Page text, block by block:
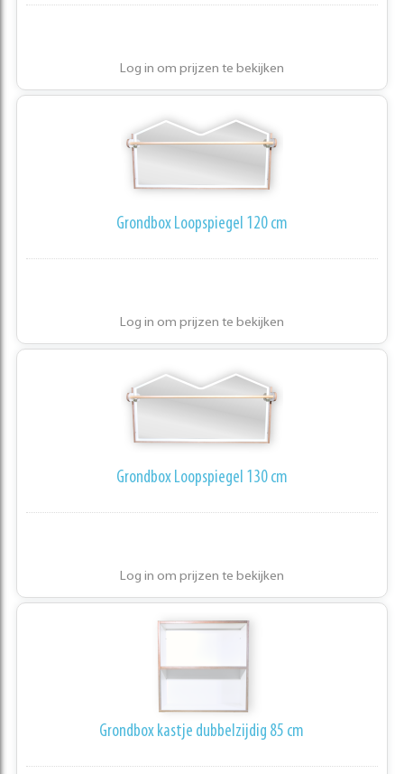
Log in om prijzen te bekijken
Grondbox Loopspiegel 120 cm
Log in om prijzen te bekijken
Grondbox Loopspiegel 130 cm
Log in om prijzen te bekijken
Grondbox kastje dubbelzijdig 85 cm